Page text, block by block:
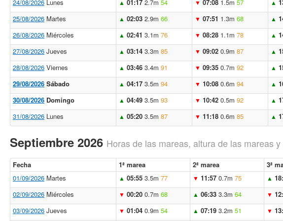
24/08/2026 Lunes ▲ 01:17 2.7m 54 ▼ 07:08 1.5m 57 ▲
25/08/2026 Martes ▲ 02:03 2.9m 66 ▼ 07:51 1.3m 68 ▲
26/08/2026 Miércoles ▲ 02:41 3.1m 76 ▼ 08:28 1.1m 78 ▲
27/08/2026 Jueves ▲ 03:14 3.3m 85 ▼ 09:02 0.9m 87 ▲
28/08/2026 Viernes ▲ 03:46 3.4m 91 ▼ 09:35 0.7m 92 ▲
29/08/2026 Sábado ▲ 04:17 3.5m 94 ▼ 10:08 0.6m 94 ▲
30/08/2026 Domingo ▲ 04:49 3.5m 93 ▼ 10:42 0.5m 92 ▲
31/08/2026 Lunes ▲ 05:20 3.5m 87 ▼ 11:18 0.6m 85 ▲
Septiembre 2026 Horas de las mareas, altura de las mareas
Fecha 1ª marea 2ª marea 3ª
01/09/2026 Martes ▲ 05:55 3.5m 77 ▼ 11:57 0.7m 75 ▲
02/09/2026 Miércoles ▼ 00:20 0.7m 68 ▲ 06:33 3.3m 64 ▼
03/09/2026 Jueves ▼ 01:04 0.9m 54 ▲ 07:19 3.2m 51 ▼